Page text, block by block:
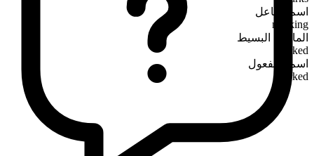
اسم الفاعل
marking
الماضي البسيط
marked
اسم المفعول
marked